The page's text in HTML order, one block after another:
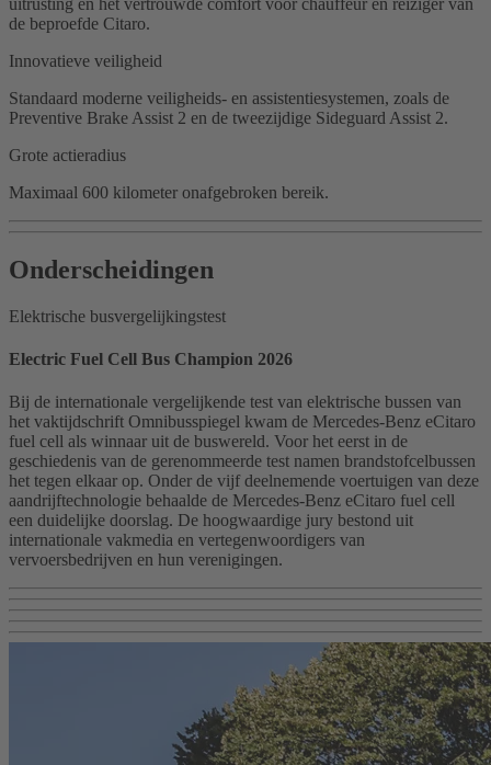
uitrusting en het vertrouwde comfort voor chauffeur en reiziger van
de beproefde Citaro.
Innovatieve veiligheid
Standaard moderne veiligheids- en assistentiesystemen, zoals de
Preventive Brake Assist 2 en de tweezijdige Sideguard Assist 2.
Grote actieradius
Maximaal 600 kilometer onafgebroken bereik.
Onderscheidingen
Elektrische busvergelijkingstest
Electric Fuel Cell Bus Champion 2026
Bij de internationale vergelijkende test van elektrische bussen van
het vaktijdschrift Omnibusspiegel kwam de Mercedes-Benz eCitaro
fuel cell als winnaar uit de buswereld. Voor het eerst in de
geschiedenis van de gerenommeerde test namen brandstofcelbussen
het tegen elkaar op. Onder de vijf deelnemende voertuigen van deze
aandrijftechnologie behaalde de Mercedes-Benz eCitaro fuel cell
een duidelijke doorslag. De hoogwaardige jury bestond uit
internationale vakmedia en vertegenwoordigers van
vervoersbedrijven en hun verenigingen.